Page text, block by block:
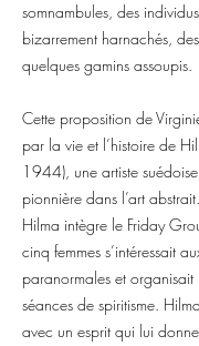
somnambules, des
bizarrement harnachés,
quelques gamins assoupis.
Cette proposition de
par la vie et l’histoire de
1944), une artiste
pionnière dans l’art
Hilma intègre le Friday
cinq femmes s’intéressait
paranormales et organisait
séances de spiritisme.
avec un esprit qui lui